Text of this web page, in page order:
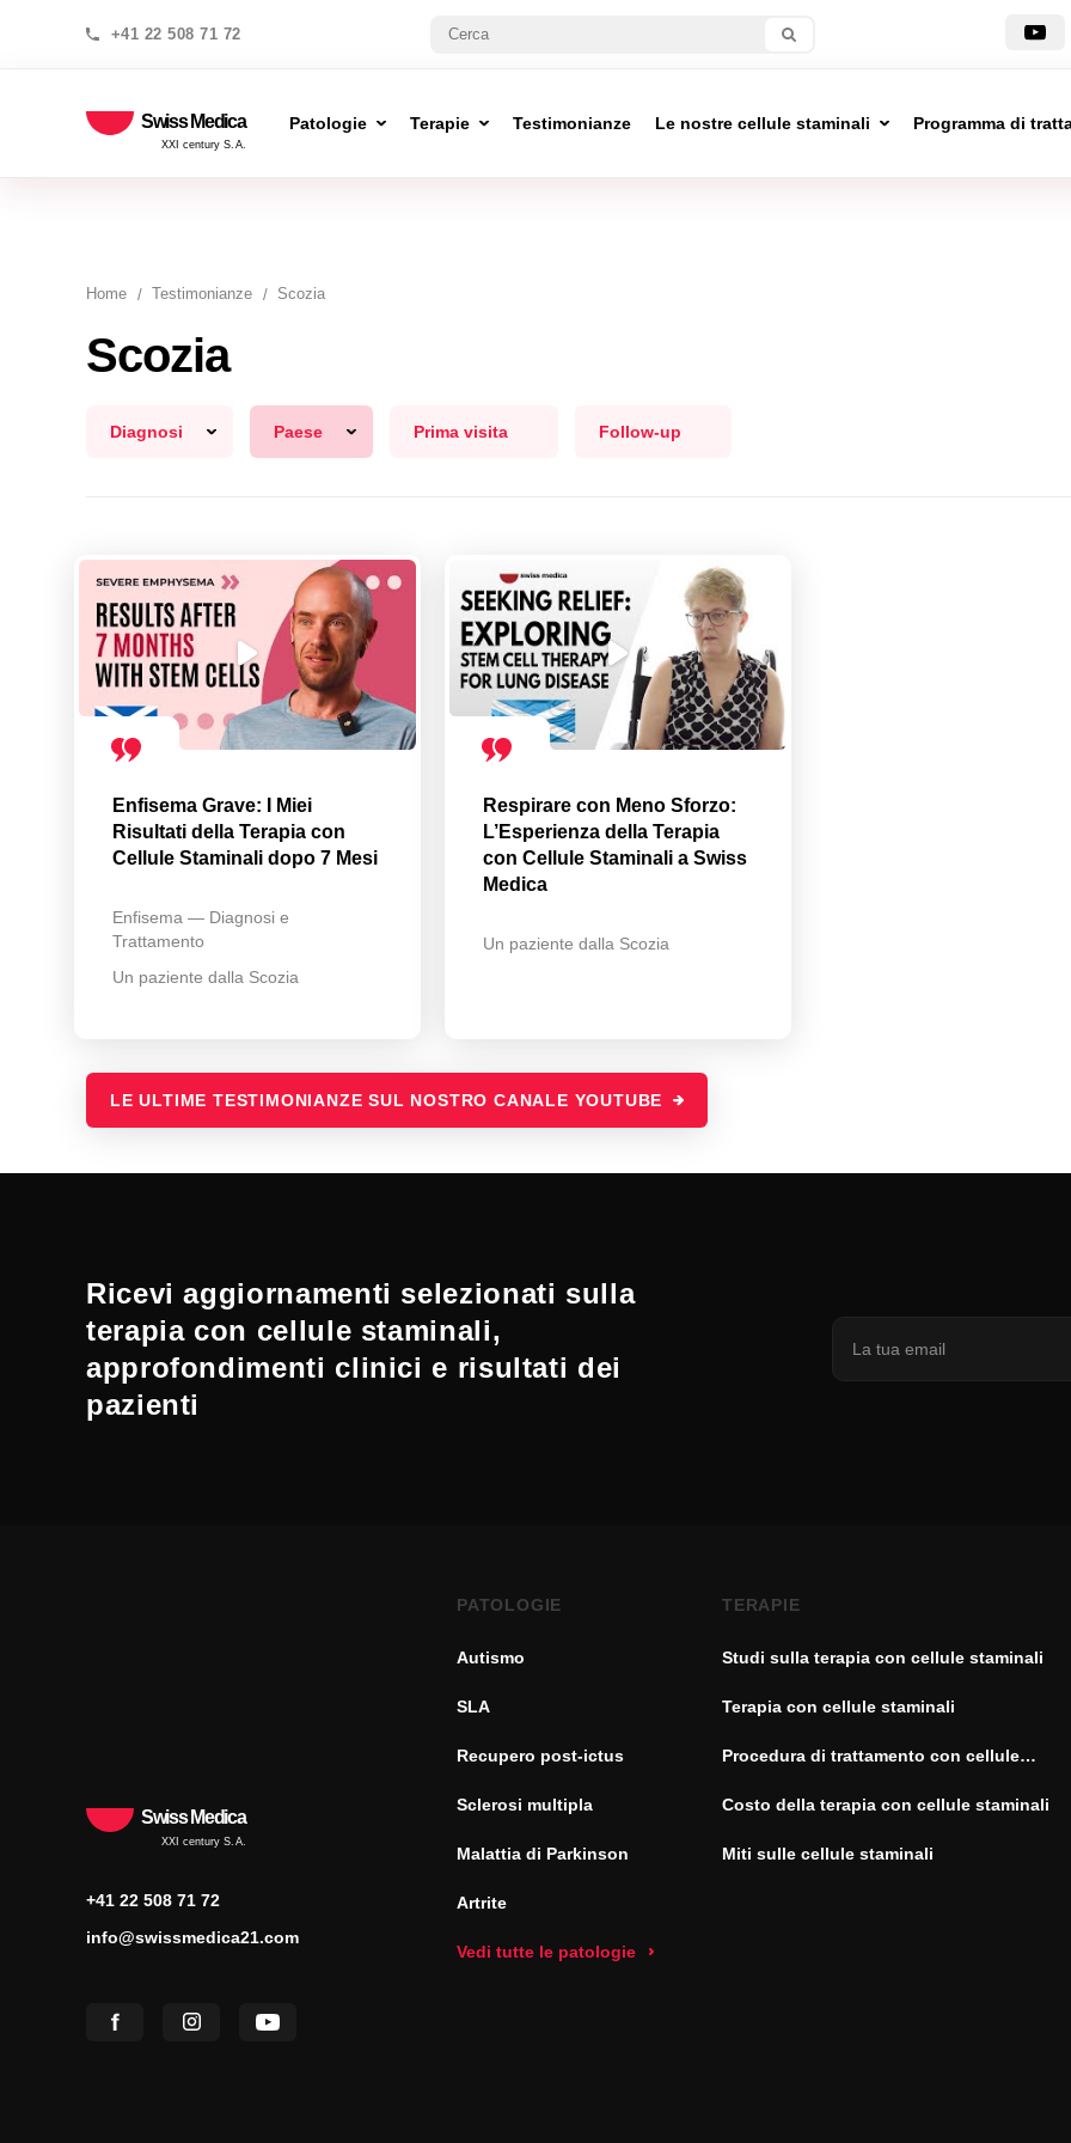
+41 22 508 71 72
Swiss Medica
XXI century S.A.
Patologie Terapie Testimonianze Le nostre cellule staminali Programma di
Home Testimonianze Scozia
Scozia
Diagnosi Paese Prima visita Follow-up
Enfisema Grave: I Miei
Risultati della Terapia con
Cellule Staminali dopo 7 Mesi
Enfisema — Diagnosi e
Trattamento
Un paziente dalla Scozia
Respirare con Meno Sforzo:
L’Esperienza della Terapia
con Cellule Staminali a Swiss
Medica
Un paziente dalla Scozia
LE ULTIME TESTIMONIANZE SUL NOSTRO CANALE YOUTUBE
Ricevi aggiornamenti selezionati sulla
terapia con cellule staminali,
approfondimenti clinici e risultati dei
pazienti
Swiss Medica
XXI century S.A.
+41 22 508 71 72
info@swissmedica21.com
PATOLOGIE
Autismo
SLA
Recupero post-ictus
Sclerosi multipla
Malattia di Parkinson
Artrite
Vedi tutte le patologie
TERAPIE
Studi sulla terapia con cellule staminali
Terapia con cellule staminali
Procedura di trattamento con cellule
Costo della terapia con cellule staminali
Miti sulle cellule staminali